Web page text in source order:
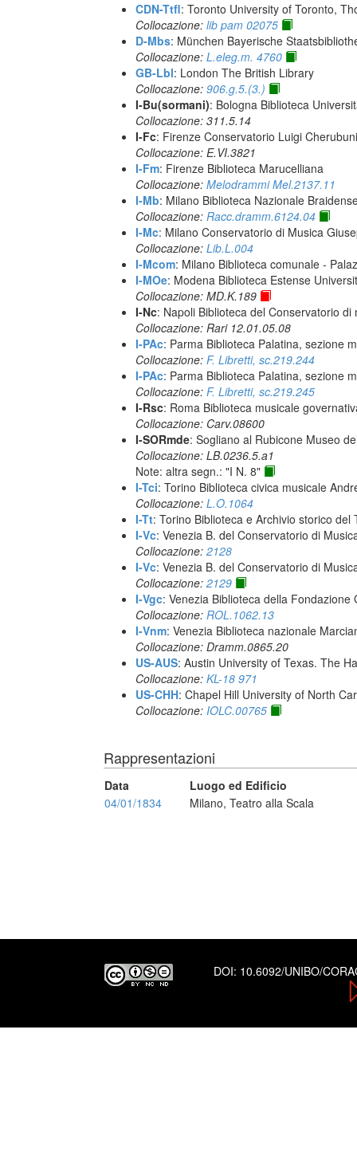
CDN-Ttfl: Toronto University of Toronto,
Collocazione: lib pam 02075
D-Mbs: München Bayerische
Collocazione: L.eleg.m. 4760
GB-Lbl: London The British Library
Collocazione: 906.g.5.(3.)
I-Bu(sormani): Bologna Biblioteca
Collocazione: 311.5.14
I-Fc: Firenze Conservatorio Luigi Cherubuni
Collocazione: E.VI.3821
I-Fm: Firenze Biblioteca Marucelliana
Collocazione: Melodrammi Mel.2137.11
I-Mb: Milano Biblioteca Nazionale
Collocazione: Racc.dramm.6124.04
I-Mc: Milano Conservatorio di Musica
Collocazione: Lib.L.004
I-Mcom: Milano Biblioteca comunale -
I-MOe: Modena Biblioteca Estense
Collocazione: MD.K.189
I-Nc: Napoli Biblioteca del Conservatorio
Collocazione: Rari 12.01.05.08
I-PAc: Parma Biblioteca Palatina, sezione
Collocazione: F. Libretti, sc.219.244
I-PAc: Parma Biblioteca Palatina, sezione
Collocazione: F. Libretti, sc.219.245
I-Rsc: Roma Biblioteca musicale
Collocazione: Carv.08600
I-SORmde: Sogliano al Rubicone Museo
Collocazione: LB.0236.5.a1
Note: altra segn.: "I N. 8"
I-Tci: Torino Biblioteca civica musicale
Collocazione: L.O.1064
I-Tt: Torino Biblioteca e Archivio storico del
I-Vc: Venezia B. del Conservatorio di
Collocazione: 2128
I-Vc: Venezia B. del Conservatorio di
Collocazione: 2129
I-Vgc: Venezia Biblioteca della Fondazione
Collocazione: ROL.1062.13
I-Vnm: Venezia Biblioteca nazionale
Collocazione: Dramm.0865.20
US-AUS: Austin University of Texas. The
Collocazione: KL-18 971
US-CHH: Chapel Hill University of North
Collocazione: IOLC.00765
Rappresentazioni
Data
Luogo ed Edificio
04/01/1834
Milano, Teatro alla Scala
DOI: 10.6092/UNIBO/